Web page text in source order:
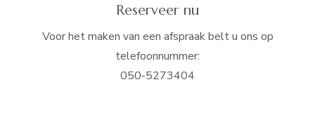
Reserveer nu
Voor het maken van een afspraak belt u ons op
telefoonnummer:
050-5273404